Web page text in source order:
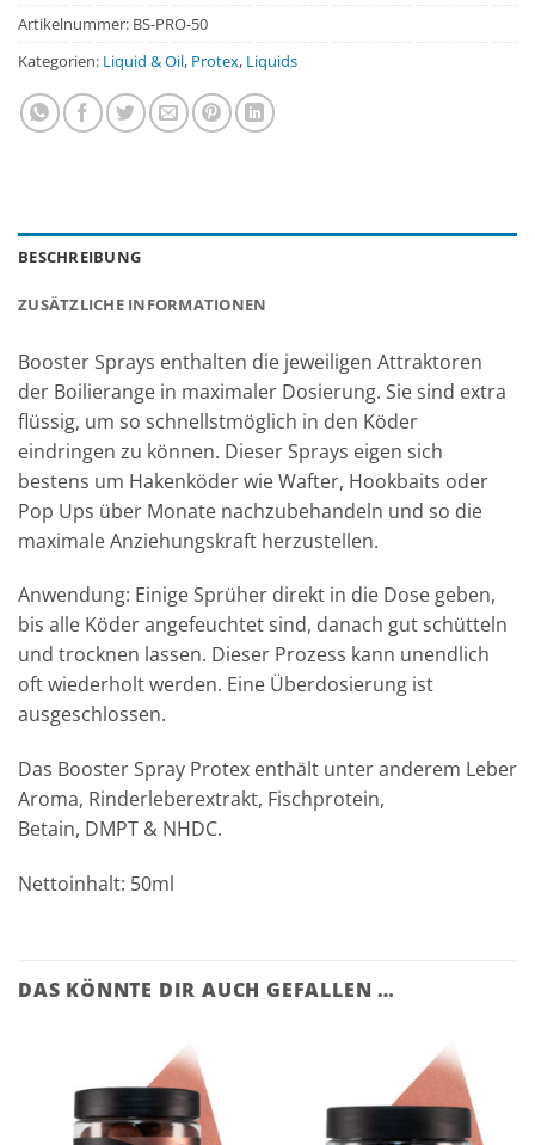
Artikelnummer: BS-PRO-50
Kategorien: Liquid & Oil, Protex, Liquids
BESCHREIBUNG
ZUSÄTZLICHE INFORMATIONEN
Booster Sprays enthalten die jeweiligen Attraktoren
der Boilierange in maximaler Dosierung. Sie sind extra
flüssig, um so schnellstmöglich in den Köder
eindringen zu können. Dieser Sprays eigen sich
bestens um Hakenköder wie Wafter, Hookbaits oder
Pop Ups über Monate nachzubehandeln und so die
maximale Anziehungskraft herzustellen.
Anwendung: Einige Sprüher direkt in die Dose geben,
bis alle Köder angefeuchtet sind, danach gut schütteln
und trocknen lassen. Dieser Prozess kann unendlich
oft wiederholt werden. Eine Überdosierung ist
ausgeschlossen.
Das Booster Spray Protex enthält unter anderem Leber
Aroma, Rinderleberextrakt, Fischprotein,
Betain, DMPT & NHDC.
Nettoinhalt: 50ml
DAS KÖNNTE DIR AUCH GEFALLEN …